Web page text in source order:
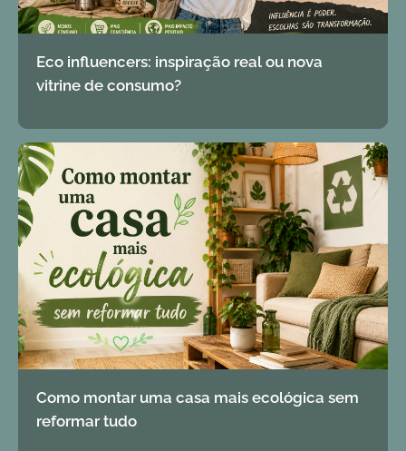
Eco influencers: inspiração real ou nova
vitrine de consumo?
Como montar uma casa mais ecológica sem
reformar tudo